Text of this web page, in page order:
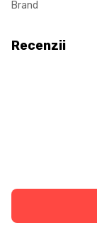
Brand
Recenzii